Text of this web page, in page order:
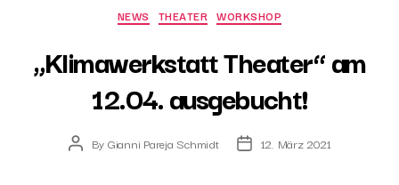
Kultur
und
Medien
Categories
NEWS THEATER WORKSHOP
„Klimawerkstatt Theater“ am
12.04. ausgebucht!
PostBy Gianni Pareja Schmidt
Post12. März 2021